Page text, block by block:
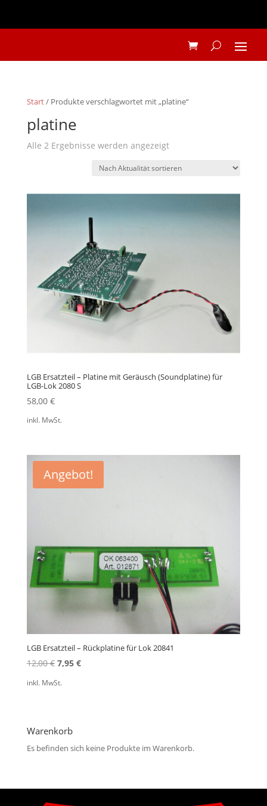
Start/ Produkte verschlagwortet mit „platine“
platine
Alle 2 Ergebnisse werden angezeigtNach
sortiert
LGB Ersatzteil – Platine mit Geräusch (Soundplatine) für
LGB-Lok 2080 S
58,00 €
inkl. MwSt.
Angebot!
LGB Ersatzteil – Rückplatine für Lok 20841
12,00€ Ursprünglicher
7,95 €Aktueller
inkl. MwSt.
Warenkorb
Es befinden sich keine Produkte im Warenkorb.